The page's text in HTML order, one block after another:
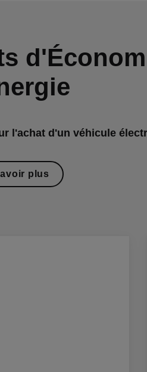
l'achat d'un véhicule
plus